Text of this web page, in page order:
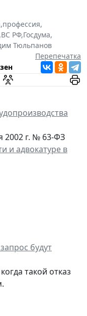
,профессия,
,ВС РФ,Госдума,
Тюльпанов
Перепечатка
2002 г. № 63-ФЗ
и адвокатуре в
будут
такой отказ